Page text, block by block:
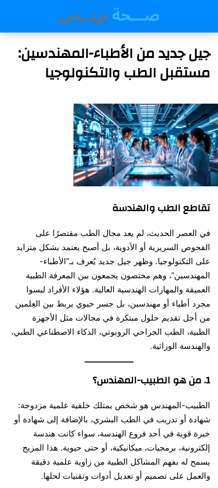
جيل جديد من الأطباء-المهندسين:
مستقبل الطب والتكنولوجيا
تقاطع الطب والهندسة
في العصر الحديث، لم يعد مجال الطب مقتصرًا على
الفحوص السريرية أو الأدوية، بل أصبح يعتمد بشكل متزايد
على التكنولوجيا. وظهر جيل جديد يُعرف بـ”الأطباء-
المهندسين”، وهم مختصون يجمعون بين المعرفة الطبية
العميقة والمهارات الهندسية العالية. هؤلاء الأفراد ليسوا
مجرد أطباء أو مهندسين، بل جسر حيوي يربط بين العِلمين
من أجل تقديم حلول مبتكرة في مجالات مثل الأجهزة
الطبية، الطب الجراحي الروبوتي، الذكاء الاصطناعي الطبي،
والهندسة الوراثية.
1. من هو الطبيب-المهندس؟
الطبيب-المهندس هو شخص يمتلك خلفية علمية مزدوجة:
شهادة أو تدريب في الطب البشري، بالإضافة إلى شهادة أو
خبرة قوية في أحد فروع الهندسة، سواء كانت هندسة
إلكترونية، برمجيات، ميكانيكية، أو حتى حيوية. هذا المزيج
يسمح له بفهم المشاكل الطبية من زاوية علمية دقيقة
والعمل على تصميم أو تعديل أدوات وتقنيات لحلها.